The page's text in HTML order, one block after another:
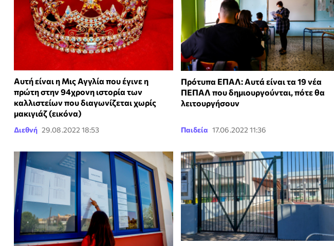
Αυτή είναι η Μις Αγγλία που έγινε η
πρώτη στην 94χρονη ιστορία των
καλλιστείων που διαγωνίζεται χωρίς
μακιγιάζ (εικόνα)
Διεθνή 29.08.2022 18:53
Πρότυπα ΕΠΑΛ: Αυτά είναι τα 19 νέα
ΠΕΠΑΛ που δημιουργούνται, πότε θα
λειτουργήσουν
Παιδεία 17.06.2022 11:36